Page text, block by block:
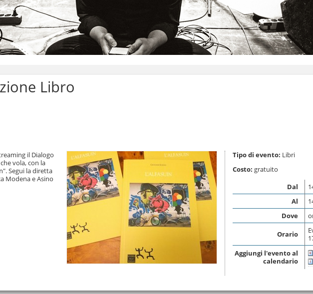
Libro
il Dialogo
vola, con la
Segui la diretta
Modena e Asino
Tipo di evento: Libri
Costo: gratuito
Dal
Al
Dove
Orario
Aggiungi l'evento al
calendario